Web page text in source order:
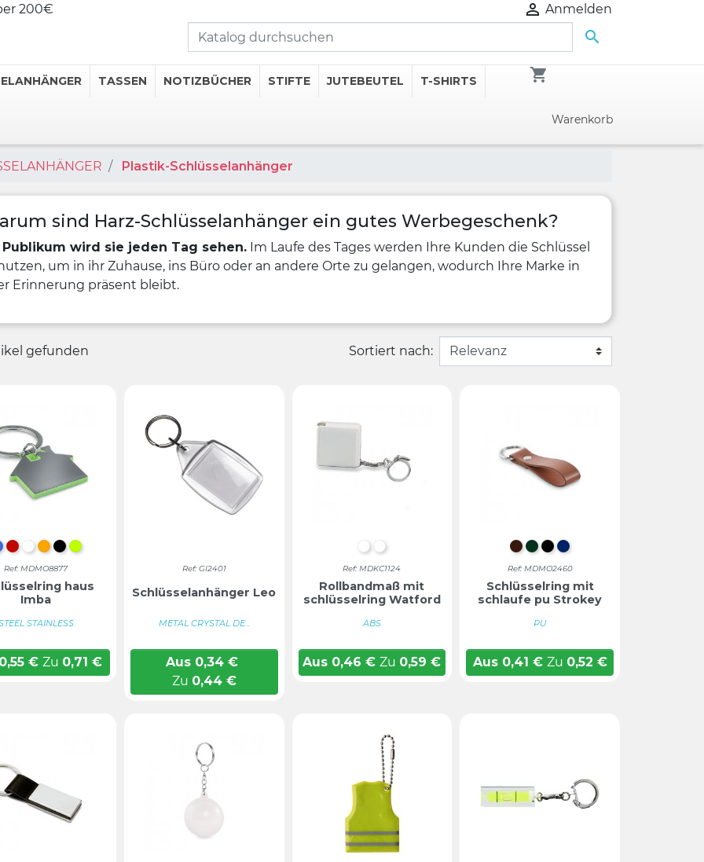
200€  Anmelden

Tassen
Thermobecher
Untersetzer
Flachmänner
TASSEN NOTIZBÜCHER STIFTE JUTEBEUTEL T-SHIRTS shopping_cart
Warenkorb
Plastik-Schlüsselanhänger
sind Harz-Schlüsselanhänger ein gutes Werbegeschenk?
Publikum wird sie jeden Tag sehen. Im Laufe des Tages werden Ihre Kunden die Schlüssel
um in ihr Zuhause, ins Büro oder an andere Orte zu gelangen, wodurch Ihre Marke in
Erinnerung präsent bleibt.
gefunden Sortiert nach:
RotWeißOrange
Schwarz
LIMETTE
Ref: MDMO8877
haus
Imba
STAINLESS
0,55€ Zu 0,71€
Ref: GI2401
Schlüsselanhänger Leo
METAL CRYSTAL DE...
Aus 0,34€
Zu 0,44 €
WEIßWeiß
Ref: MDKC1124
Rollbandmaß mit
schlüsselring Watford
ABS
Aus 0,46€ Zu 0,59€
BRAUN
DUNKELGRÜN
SCHWARZ
MARINEBLAU
Ref: MDMO2460
Schlüsselring mit
schlaufe pu Strokey
PU
Aus0,41 € Zu 0,52 €